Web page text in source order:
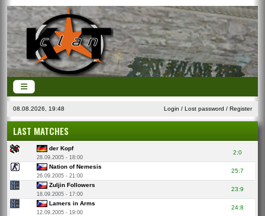
08.08.2026, 19:48 Login / Lost password / Register
LAST MATCHES
der Kopf
28.09.2005 - 18:00
2:0
Nation of Nemesis
26.09.2005 - 21:00
25:7
Zuljin Followers
18.09.2005 - 17:00
23:9
Lamers in Arms
12.09.2005 - 19:00
24:8